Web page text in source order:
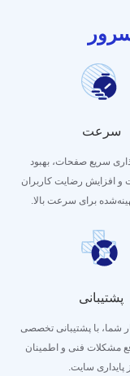
سرعت
سریع صفحات، بهبود
و افزایش رضایت کاربران
برای سرعت بالا.
پشتیبانی
شما، با پشتیبانی تخصصی
رفع مشکلات فنی و اطمینان
از پایداری سایت.